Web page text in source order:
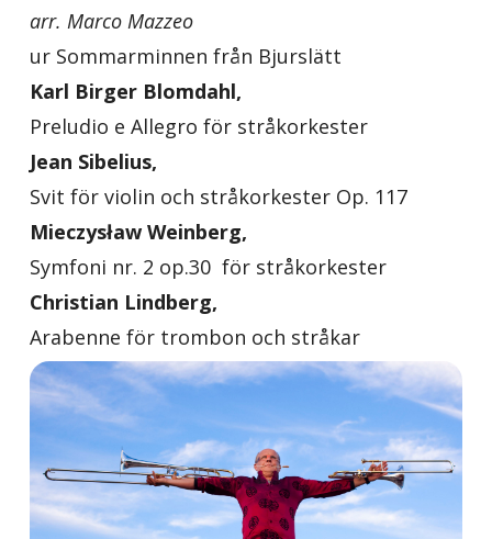
arr. Marco Mazzeo
ur Sommarminnen från Bjurslätt
Karl Birger Blomdahl,
Preludio e Allegro för stråkorkester
Jean Sibelius,
Svit för violin och stråkorkester Op. 117
Mieczysław Weinberg,
Symfoni nr. 2 op.30 för stråkorkester
Christian Lindberg,
Arabenne för trombon och stråkar